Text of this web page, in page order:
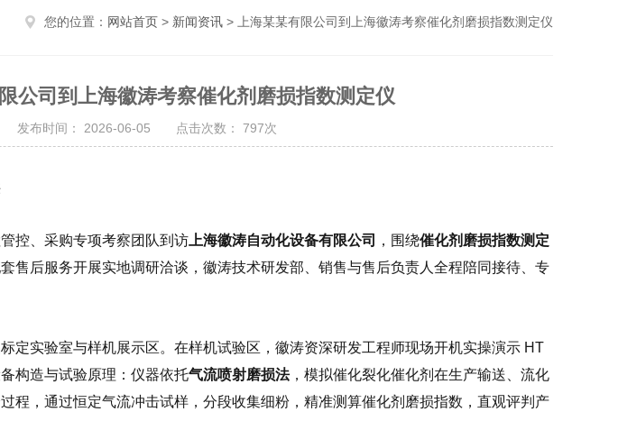
您的位置： 网站首页 > 新闻资讯 > 上海某某有限公司到上海徽涛考察催化剂磨损指数测定仪
公司到上海徽涛考察催化剂磨损指数测定仪
发布时间： 2026-06-05 点击次数： 797次
控、采购专项考察团队到访 上海徽涛自动化设备有限公司 ，围绕催化剂磨损指数测定
售后服务开展实地调研洽谈，徽涛技术研发部、销售与售后负责人全程陪同接待、专
定实验室与样机展示区。在样机试验区，徽涛资深研发工程师现场开机实操演示 HT
构造与试验原理：仪器依托气流喷射磨损法，模拟催化裂化催化剂在生产输送、流化
程，通过恒定气流冲击试样，分段收集细粉，精准测算催化剂磨损指数，直观评判产